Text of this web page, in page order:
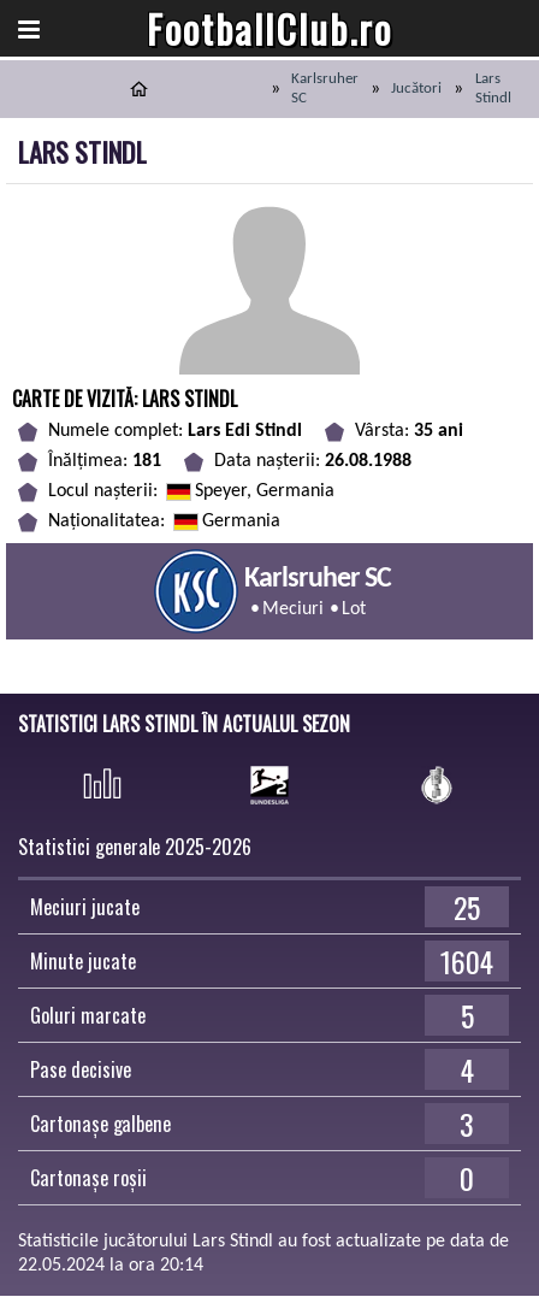
FootballClub.ro
Karlsruher
SC
Jucători
Lars
Stindl
LARS STINDL
CARTE DE VIZITĂ: LARS STINDL
Numele complet: Lars Edi Stindl Vârsta: 35 ani
Înălțimea: 181 Data nașterii: 26.08.1988
Locul nașterii:
Speyer, Germania
Naționalitatea:
Germania
Karlsruher SC
Meciuri Lot
STATISTICI LARS STINDL ÎN ACTUALUL SEZON
Statistici generale 2025-2026
Meciuri jucate 25
Minute jucate 1604
Goluri marcate 5
Pase decisive 4
Cartonașe galbene 3
Cartonașe roșii 0
Statisticile jucătorului Lars Stindl au fost actualizate pe data de
22.05.2024 la ora 20:14